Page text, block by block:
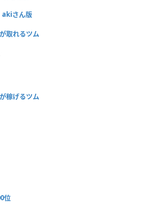
akiさん版
取れるツム
稼げるツム
位